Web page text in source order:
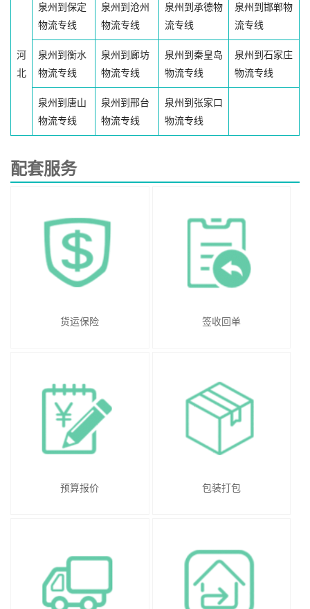
河
北
泉州到保定
物流专线
泉州到沧州
物流专线
泉州到承德物
流专线
泉州到邯郸物
流专线
泉州到衡水
物流专线
泉州到廊坊
物流专线
泉州到秦皇岛
物流专线
泉州到石家庄
物流专线
泉州到唐山
物流专线
泉州到邢台
物流专线
泉州到张家口
物流专线
配套服务
货运保险 签收回单
预算报价 包装打包